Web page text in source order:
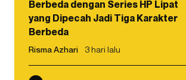
Berbeda dengan Series HP Lipat
yang Dipecah Jadi Tiga Karakter
Berbeda
Risma Azhari 3 hari lalu